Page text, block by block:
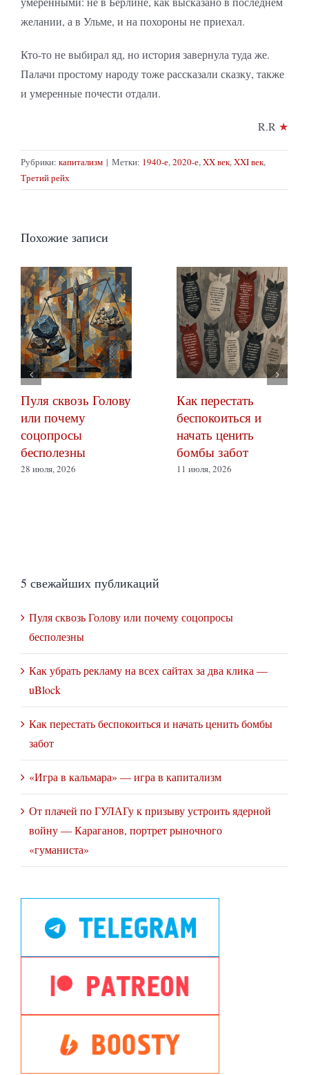
желании, а в Ульме, и на похороны не приехал.
Кто-то не выбирал яд, но история завернула туда же.
Палачи простому народу тоже рассказали сказку, также
и умеренные почести отдали.
R.R ★
Рубрики: капитализм | Метки: 1940-е, 2020-е, XX век, XXI век,
Третий рейх
Похожие записи
Пуля сквозь Голову
или почему
соцопросы
бесполезны
28 июля, 2026
Как перестать
беспокоиться и
начать ценить
бомбы забот
11 июля, 2026
5 свежайших публикаций
Пуля сквозь Голову или почему соцопросы
бесполезны
Как убрать рекламу на всех сайтах за два клика —
uBlock
Как перестать беспокоиться и начать ценить бомбы
забот
«Игра в кальмара» — игра в капитализм
От плачей по ГУЛАГу к призыву устроить ядерной
войну — Караганов, портрет рыночного
«гуманиста»